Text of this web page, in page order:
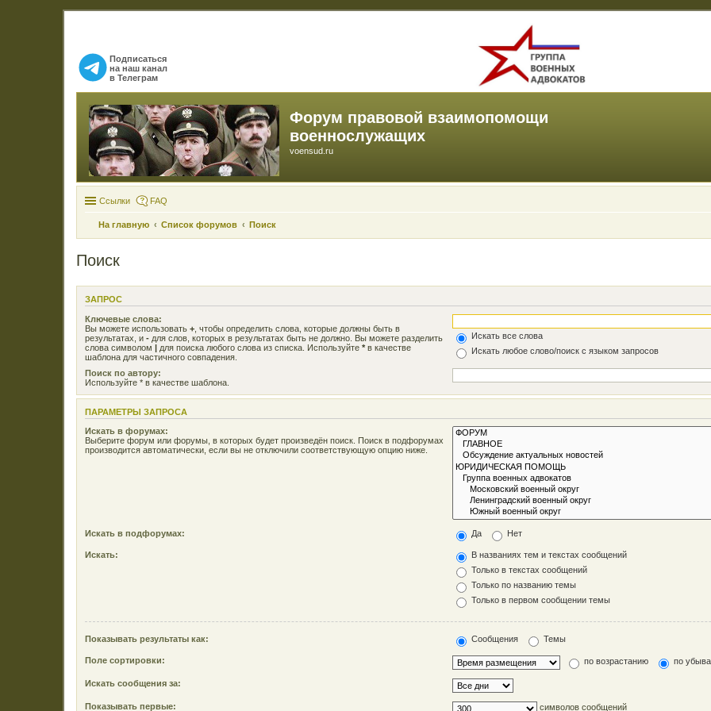
Подписаться
на наш канал
в Телеграм
Форум правовой взаимопомощи
военнослужащих
voensud.ru
Ссылки FAQ
На главную Список форумов Поиск
Поиск
ЗАПРОС
Ключевые слова:
Вы можете использовать + , чтобы определить слова, которые должны быть в
результатах, и - для слов, которых в результатах быть не должно. Вы можете разделить
слова символом | для поиска любого слова из списка. Используйте * в качестве
шаблона для частичного совпадения.
Искать все слова
Искать любое слово/поиск с языком запросов
Поиск по автору:
Используйте * в качестве шаблона.
ПАРАМЕТРЫ ЗАПРОСА
Искать в форумах:
Выберите форум или форумы, в которых будет произведён поиск. Поиск в подфорумах
производится автоматически, если вы не отключили соответствующую опцию ниже.
Искать в подфорумах: Да Нет
Искать:
В названиях тем и текстах сообщений
Только в текстах сообщений
Только по названию темы
Только в первом сообщении темы
Показывать результаты как: Сообщения Темы
Поле сортировки: по возрастанию по
Искать сообщения за:
Показывать первые: символов сообщений